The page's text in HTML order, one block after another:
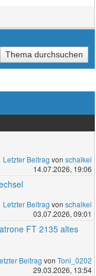
Letzter Beitrag von schalkei
14.07.2026, 19:06
Letzter Beitrag von schalkei
03.07.2026, 09:01
FT 2135 altes
Beitrag von Toni_0202
29.03.2026, 13:54